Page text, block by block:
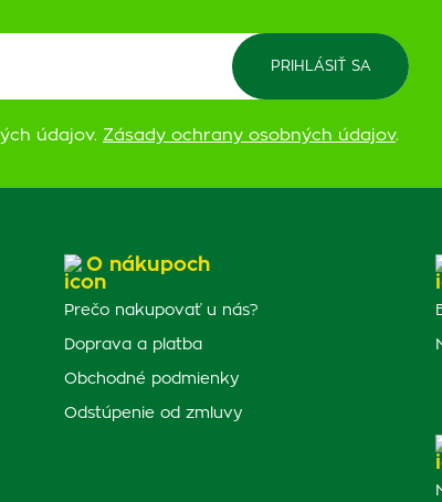
údajov. Zásady ochrany osobných údajov.
O nákupoch
Prečo nakupovať u nás?
Doprava a platba
Obchodné podmienky
Odstúpenie od zmluvy